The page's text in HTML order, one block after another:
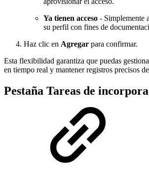
Ya tienen acceso - Simplemente
su perfil con fines de
Haz clic en Agregar para confirmar.
Esta flexibilidad garantiza que puedas
en tiempo real y mantener registros precisos
Pestaña Tareas de